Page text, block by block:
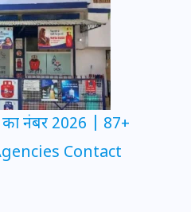
नंबर 2026 | 87+
Contact